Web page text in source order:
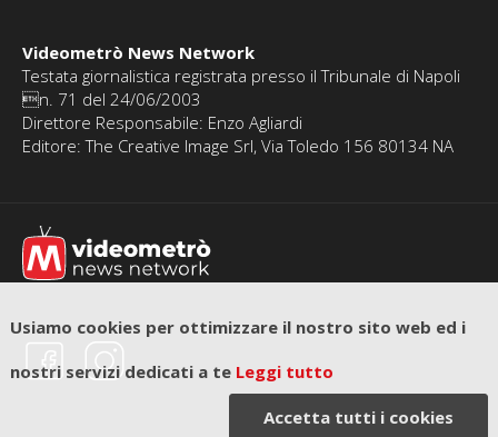
Usiamo cookies per ottimizzare il nostro sito web ed i
nostri servizi dedicati a te Leggi tutto
Accetta tutti i cookies
Videometrò News Network
Testata giornalistica registrata presso il Tribunale di Napoli
n. 71 del 24/06/2003
Direttore Responsabile: Enzo Agliardi
Editore: The Creative Image Srl, Via Toledo 156 80134 NA